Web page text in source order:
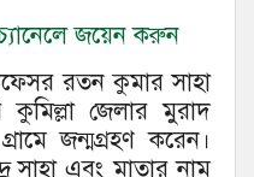
জয়েন করুন
রতন কুমার সাহা
জেলার মুরাদ
জন্মগ্রহণ করেন।
সাহা এবং মাতার নাম